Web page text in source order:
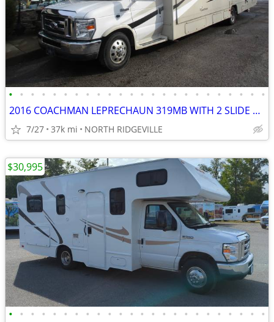
• • • • • • • • • • • • • • • • • • • • • • • •
2016 COACHMAN LEPRECHAUN 319MB WITH 2 SLIDE OUTS
7/27 37k mi NORTH RIDGEVILLE
• • • • • • • • • • • • • • • • • • • • • • • •
$30,995